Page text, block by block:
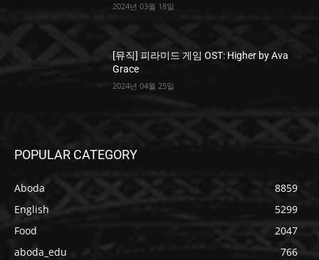
2024년 03월 18일
[뮤직] 피라미드 게임 OST: Higher by Ava
Grace
2024년 04월 25일
POPULAR CATEGORY
Aboda
8859
English
5299
Food
2047
aboda_edu
766